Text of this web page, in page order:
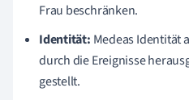
Frau beschränken.
Identität: Medeas Identität
durch die Ereignisse
gestellt.